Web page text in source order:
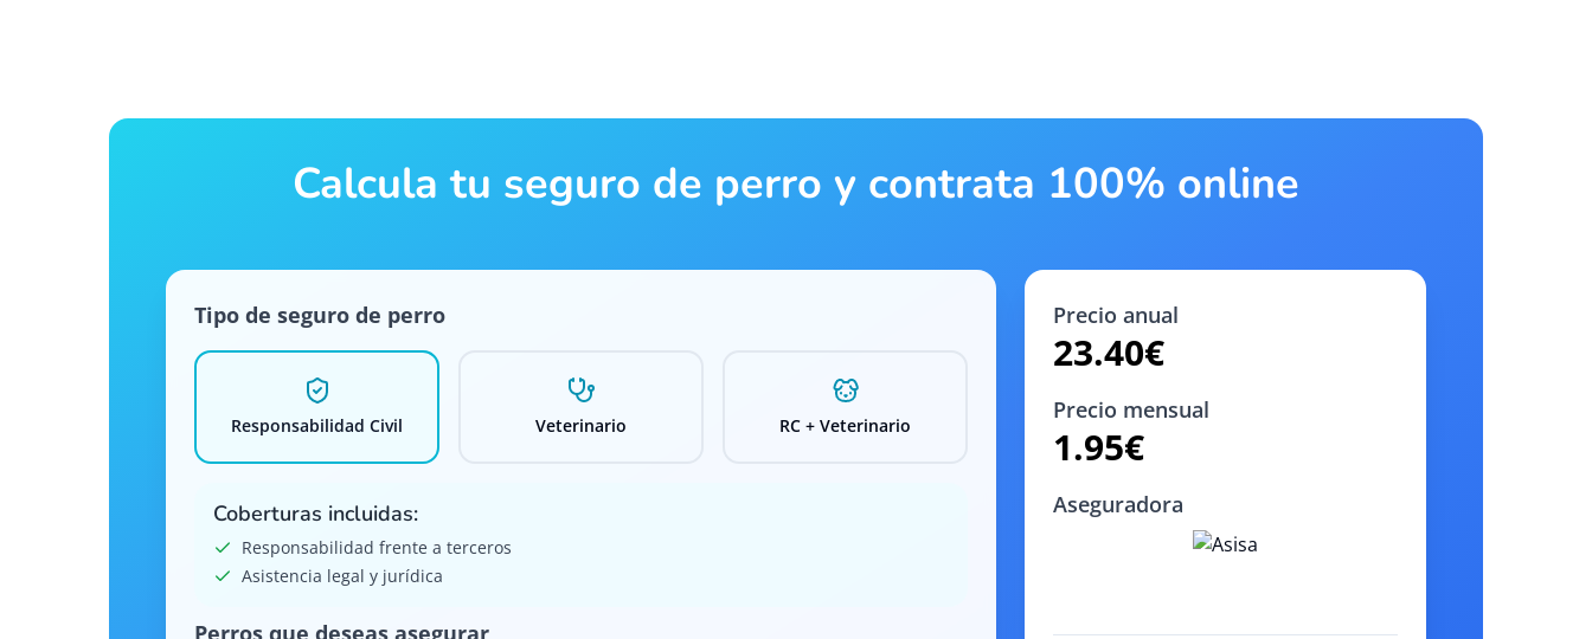
Calcula tu seguro de perro y contrata 100% online
Tipo de seguro de perro
Responsabilidad Civil Veterinario RC + Veterinario
Coberturas incluidas:
Responsabilidad frente a terceros
Asistencia legal y jurídica
Perros que deseas asegurar
Precio anual
23.40€
Precio mensual
1.95€
Aseguradora